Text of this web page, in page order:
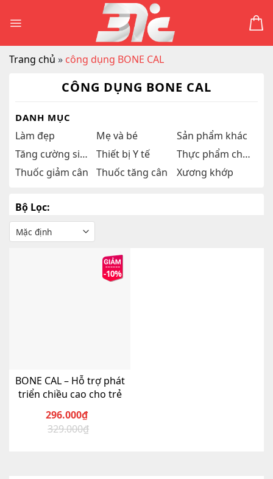
Trang chủ » công dụng BONE CAL
CÔNG DỤNG BONE CAL
DANH MỤC
Làm đẹp Mẹ và bé
Sản phẩm khác
Tăng cường sinh lý
Thiết bị Y tế
Thực phẩm chức năng
Thuốc giảm cân
Thuốc tăng cân Xương khớp
Bộ Lọc:
-10%
BONE CAL – Hỗ trợ phát
triển chiều cao cho trẻ
329.000₫
Giá
296.000₫
Giá